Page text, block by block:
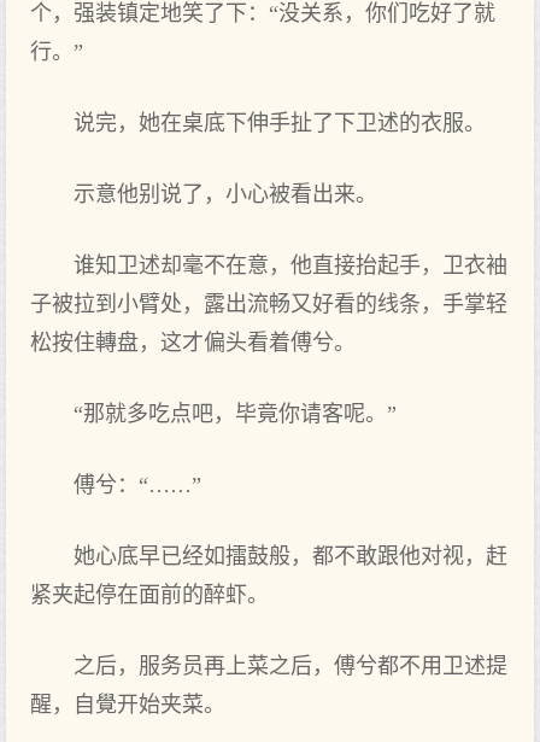
个，强装镇定地笑了下：“没关系，你们吃好了就
行。”
说完，她在桌底下伸手扯了下卫述的衣服。
示意他别说了，小心被看出来。
谁知卫述却毫不在意，他直接抬起手，卫衣袖
子被拉到小臂处，露出流畅又好看的线条，手掌轻
松按住轉盘，这才偏头看着傅兮。
“那就多吃点吧，毕竟你请客呢。”
傅兮：“……”
她心底早已经如擂鼓般，都不敢跟他对视，赶
紧夹起停在面前的醉虾。
之后，服务员再上菜之后，傅兮都不用卫述提
醒，自覺开始夹菜。